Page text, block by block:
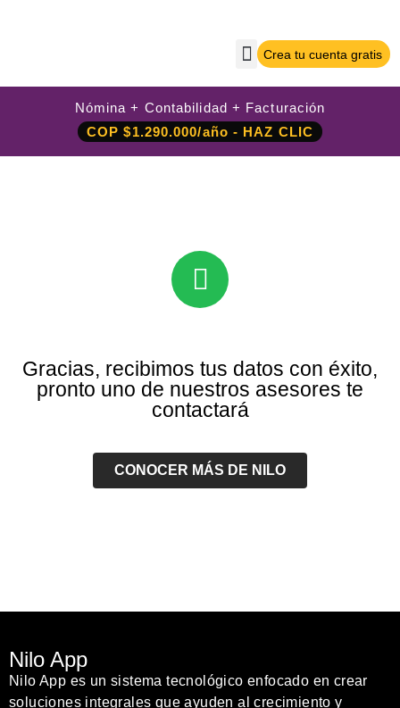
Crea tu cuenta gratis
Nómina + Contabilidad + Facturación
COP $1.290.000/año - HAZ CLIC
Gracias, recibimos tus datos con éxito,
pronto uno de nuestros asesores te
contactará
CONOCER MÁS DE NILO
Nilo App
Nilo App es un sistema tecnológico enfocado en crear
soluciones integrales que ayuden al crecimiento y